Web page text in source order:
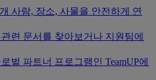
사람, 장소, 사물을 안전하게 연
관련 문서를 찾아보거나 지원팀에
벌 파트너 프로그램인 TeamUP에